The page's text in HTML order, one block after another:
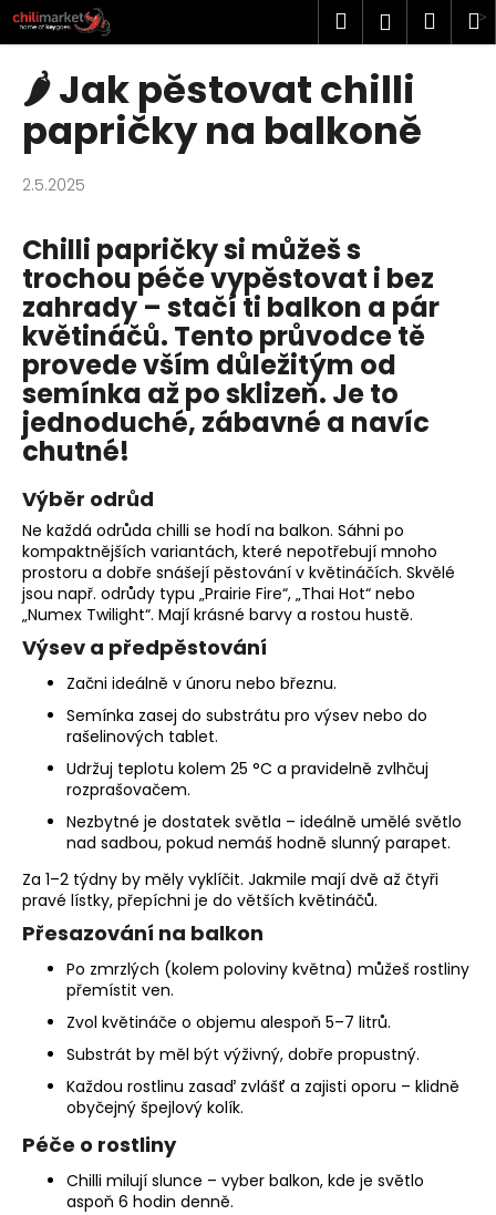
Přejít
na
obsah
Hledat
🌶️ Jak pěstovat chilli
papričky na balkoně
2.5.2025
Chilli papričky si můžeš s
trochou péče vypěstovat i bez
zahrady – stačí ti balkon a pár
květináčů. Tento průvodce tě
provede vším důležitým od
semínka až po sklizeň. Je to
jednoduché, zábavné a navíc
chutné!
Výběr odrůd
Ne každá odrůda chilli se hodí na balkon. Sáhni po
kompaktnějších variantách, které nepotřebují mnoho
prostoru a dobře snášejí pěstování v květináčích. Skvělé
jsou např. odrůdy typu „Prairie Fire“, „Thai Hot“ nebo
„Numex Twilight“. Mají krásné barvy a rostou hustě.
Výsev a předpěstování
Začni ideálně v únoru nebo březnu.
Semínka zasej do substrátu pro výsev nebo do
rašelinových tablet.
Udržuj teplotu kolem 25 °C a pravidelně zvlhčuj
rozprašovačem.
Nezbytné je dostatek světla – ideálně umělé světlo
nad sadbou, pokud nemáš hodně slunný parapet.
Za 1–2 týdny by měly vyklíčit. Jakmile mají dvě až čtyři
pravé lístky, přepíchni je do větších květináčů.
Přesazování na balkon
Po zmrzlých (kolem poloviny května) můžeš rostliny
přemístit ven.
Zvol květináče o objemu alespoň 5–7 litrů.
Substrát by měl být výživný, dobře propustný.
Každou rostlinu zasaď zvlášť a zajisti oporu – klidně
obyčejný špejlový kolík.
Péče o rostliny
Chilli milují slunce – vyber balkon, kde je světlo
aspoň 6 hodin denně.
K
o
C
o
p
t
ř
e
b
u
j
e
t
e
n
a
j
í
t
?
o
p
o
r
PÁRTY